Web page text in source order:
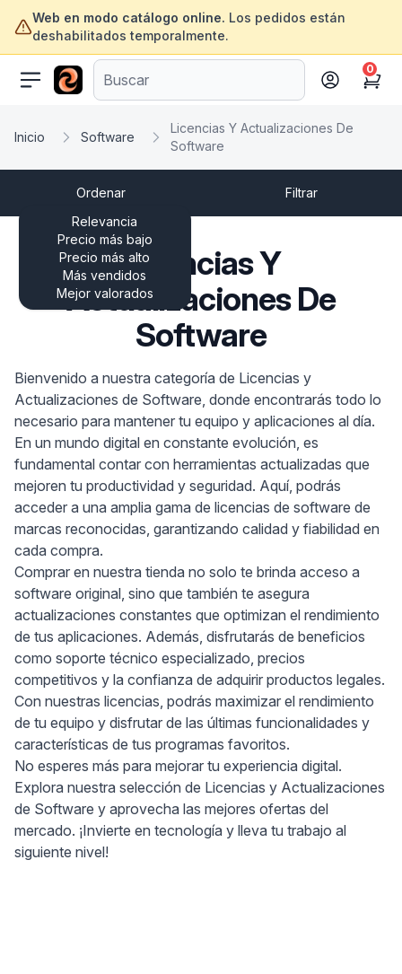
Web en modo catálogo online. Los pedidos están
deshabilitados temporalmente.
ofertasinformatica.com
Cart
0
Inicio Software
Licencias Y Actualizaciones De
Software
Ordenar
Relevancia
Precio más bajo
Precio más alto
Más vendidos
Mejor valorados
Filtrar
Licencias Y
Actualizaciones De
Software
Bienvenido a nuestra categoría de Licencias y
Actualizaciones de Software, donde encontrarás todo lo
necesario para mantener tu equipo y aplicaciones al día.
En un mundo digital en constante evolución, es
fundamental contar con herramientas actualizadas que
mejoren tu productividad y seguridad. Aquí, podrás
acceder a una amplia gama de licencias de software de
marcas reconocidas, garantizando calidad y fiabilidad en
cada compra.
Comprar en nuestra tienda no solo te brinda acceso a
software original, sino que también te asegura
actualizaciones constantes que optimizan el rendimiento
de tus aplicaciones. Además, disfrutarás de beneficios
como soporte técnico especializado, precios
competitivos y la confianza de adquirir productos legales.
Con nuestras licencias, podrás maximizar el rendimiento
de tu equipo y disfrutar de las últimas funcionalidades y
características de tus programas favoritos.
No esperes más para mejorar tu experiencia digital.
Explora nuestra selección de Licencias y Actualizaciones
de Software y aprovecha las mejores ofertas del
mercado. ¡Invierte en tecnología y lleva tu trabajo al
siguiente nivel!